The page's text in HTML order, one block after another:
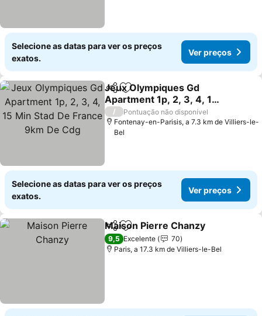
Selecione as datas para ver os preços
exatos.
Ver preços
PartilharAdicionar aos favoritos
Jeux Olympiques Gd
Apartment 1p, 2, 3, 4, 15
Min Stad De France 9km
De Cdg
Ver preços
/
Pontuação não disponível
Fontenay-en-Parisis, a 7.3 km de Villiers-le-
Bel
Selecione as datas para ver os preços
exatos.
Ver preços
PartilharAdicionar aos favoritos
Maison Pierre Chanzy
9,5 Excelente
70
Paris, a 17.3 km de Villiers-le-Bel